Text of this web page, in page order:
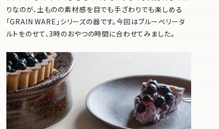
りなのが、土ものの素材感を目でも手ざわりでも楽しめる
「GRAIN WARE」シリーズの器です。今回はブルーベリータ
ルトをのせて、3時のおやつの時間に合わせてみました。